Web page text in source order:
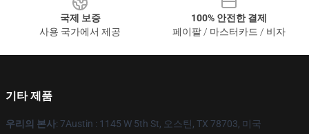
국제 보증
사용 국가에서 제공
100% 안전한 결제
페이팔 / 마스터카드 / 비자
기타 제품
우리의 본사: 7Austin : 1145 W 5th St, 오스틴, TX 78703, 미국